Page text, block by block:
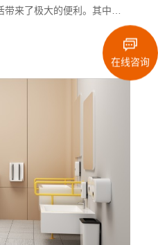
来了极大的便利。其中，
创新产品，正逐渐引领卫浴
活。 智能感应皂液器以
动按压式皂液器的使用方
靠近感应区域，皂液便会自
种设计不仅避免了传统皂
在线咨询